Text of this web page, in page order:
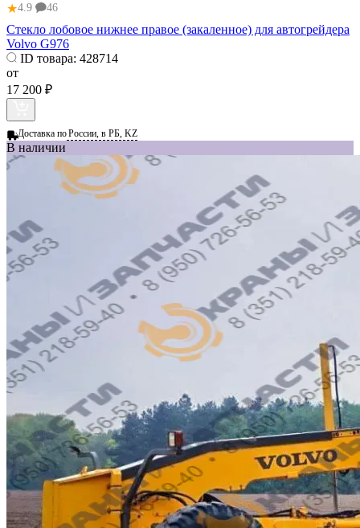
★4.9 46
Стекло лобовое нижнее правое (закаленное) для автогрейдера
Volvo G976
ID товара: 428714
от
17 200 ₽
Доставка поРоссии, в РБ, KZ
В наличии